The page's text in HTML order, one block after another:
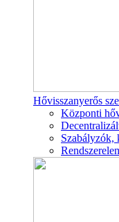
Hővisszanyerős
Központi
Szabályzók,